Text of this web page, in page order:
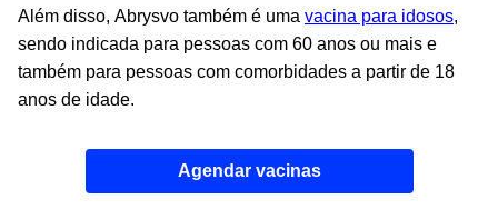
Além disso, Abrysvo também é uma vacina para idosos,
sendo indicada para pessoas com 60 anos ou mais e
também para pessoas com comorbidades a partir de 18
anos de idade.
Agendar vacinas